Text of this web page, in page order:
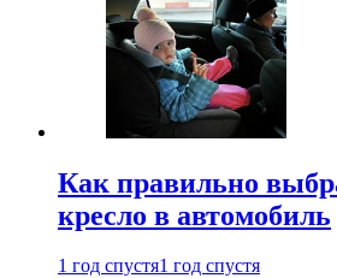
Как правильно
кресло в автомобиль
1 год спустя1 год спустя